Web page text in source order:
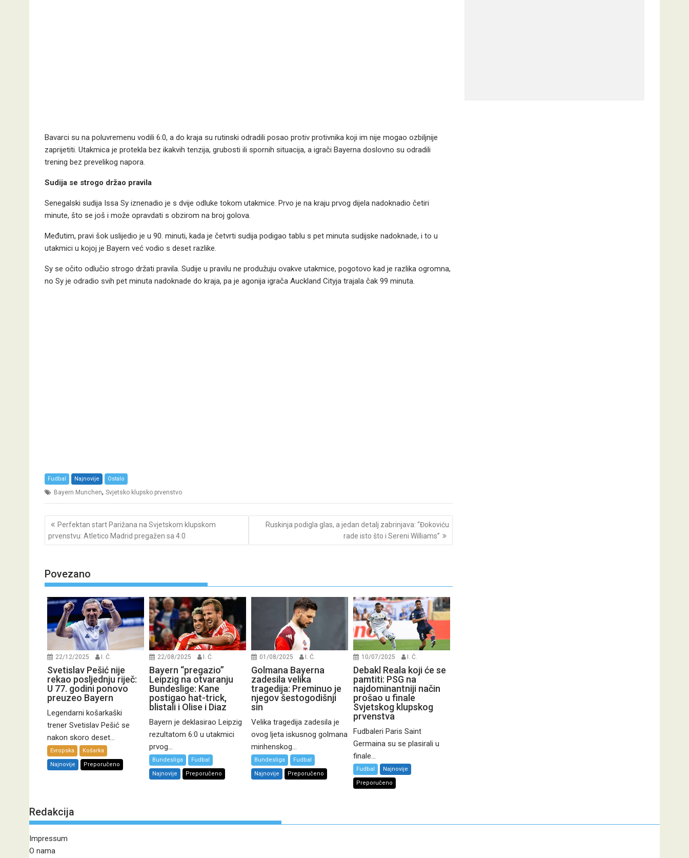
Bavarci su na poluvremenu vodili 6:0, a do kraja su rutinski odradili posao protiv protivnika koji im nije mogao ozbiljnije
zaprijetiti. Utakmica je protekla bez ikakvih tenzija, grubosti ili spornih situacija, a igrači Bayerna doslovno su odradili
trening bez prevelikog napora.
Sudija se strogo držao pravila
Senegalski sudija Issa Sy iznenadio je s dvije odluke tokom utakmice. Prvo je na kraju prvog dijela nadoknadio četiri
minute, što se još i može opravdati s obzirom na broj golova.
Međutim, pravi šok uslijedio je u 90. minuti, kada je četvrti sudija podigao tablu s pet minuta sudijske nadoknade, i to u
utakmici u kojoj je Bayern već vodio s deset razlike.
Sy se očito odlučio strogo držati pravila. Sudije u pravilu ne produžuju ovakve utakmice, pogotovo kad je razlika ogromna,
no Sy je odradio svih pet minuta nadoknade do kraja, pa je agonija igrača Auckland Cityja trajala čak 99 minuta.
Fudbal Najnovije Ostalo
Bayern Munchen, Svjetsko klupsko prvenstvo
Post
navigation
Perfektan start Parižana na Svjetskom klupskom
prvenstvu: Atletico Madrid pregažen sa 4:0
Ruskinja podigla glas, a jedan detalj zabrinjava: “Đokoviću
rade isto što i Sereni Williams”
Povezano
22/12/2025 I. Ć.
Svetislav Pešić nije
rekao posljednju riječ:
U 77. godini ponovo
preuzeo Bayern
Legendarni košarkaški
trener Svetislav Pešić se
nakon skoro deset...
Evropska Košarka
Najnovije Preporučeno
22/08/2025 I. Ć.
Bayern “pregazio”
Leipzig na otvaranju
Bundeslige: Kane
postigao hat-trick,
blistali i Olise i Diaz
Bayern je deklasirao Leipzig
rezultatom 6:0 u utakmici
prvog...
Bundesliga Fudbal
Najnovije Preporučeno
01/08/2025 I. Ć.
Golmana Bayerna
zadesila velika
tragedija: Preminuo je
njegov šestogodišnji
sin
Velika tragedija zadesila je
ovog ljeta iskusnog golmana
minhenskog...
Bundesliga Fudbal
Najnovije Preporučeno
10/07/2025 I. Ć.
Debakl Reala koji će se
pamtiti: PSG na
najdominantniji način
prošao u finale
Svjetskog klupskog
prvenstva
Fudbaleri Paris Saint
Germaina su se plasirali u
finale...
Fudbal Najnovije
Preporučeno
Redakcija
Impressum
O nama